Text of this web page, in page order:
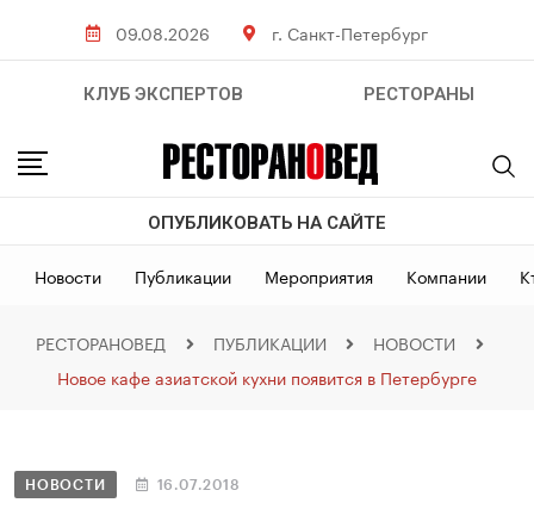
09.08.2026 г. Санкт-Петербург
КЛУБ ЭКСПЕРТОВ РЕСТОРАНЫ
ОПУБЛИКОВАТЬ НА САЙТЕ
Новости Публикации Мероприятия Компании
РЕСТОРАНОВЕД ПУБЛИКАЦИИ
НОВОСТИ
Новое кафе азиатской кухни появится в Петербурге
НОВОСТИ 16.07.2018